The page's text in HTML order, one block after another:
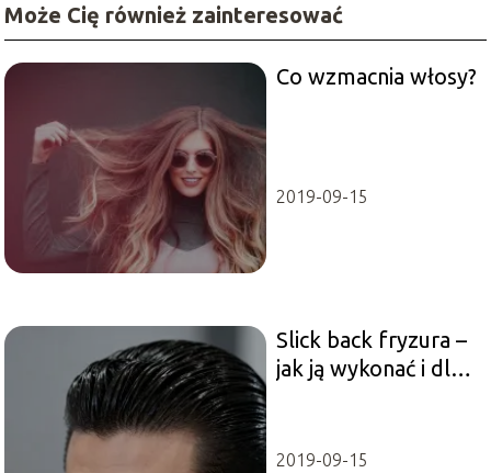
Może Cię również zainteresować
Co wzmacnia włosy?
2019-09-15
Slick back fryzura –
jak ją wykonać i dla
2019-09-15